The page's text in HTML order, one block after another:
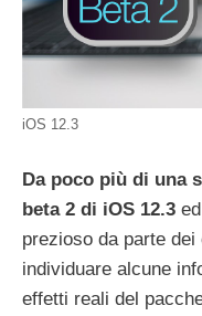
iOS 12.3
Da poco più di una
beta 2 di iOS 12.3
prezioso da parte
individuare alcune
effetti reali del